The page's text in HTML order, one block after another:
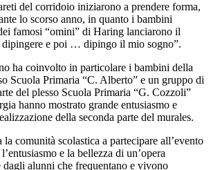
del corridoio iniziarono a prendere forma,
lo scorso anno, in quanto i bambini
famosi “omini” di Haring lanciarono il
dipingere e poi … dipingo il mio sogno”.
ha coinvolto in particolare i bambini della
Scuola Primaria “C. Alberto” e un gruppo di
del plesso Scuola Primaria “G. Cozzoli”
hanno mostrato grande entusiasmo e
della seconda parte del murales.
comunità scolastica a partecipare all’evento
e la bellezza di un’opera
dagli alunni che frequentano e vivono